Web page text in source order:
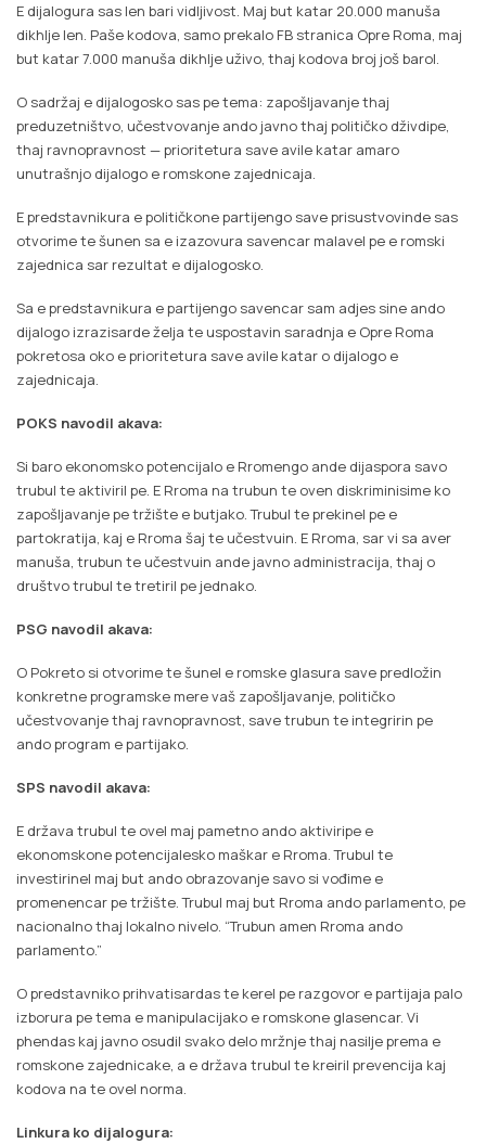
E dijalogura sas len bari vidljivost. Maj but katar 20.000 manuša
dikhlje len. Paše kodova, samo prekalo FB stranica Opre Roma, maj
but katar 7.000 manuša dikhlje uživo, thaj kodova broj još barol.
O sadržaj e dijalogosko sas pe tema: zapošljavanje thaj
preduzetništvo, učestvovanje ando javno thaj političko dživdipe,
thaj ravnopravnost — prioritetura save avile katar amaro
unutrašnjo dijalogo e romskone zajednicaja.
E predstavnikura e političkone partijengo save prisustvovinde sas
otvorime te šunen sa e izazovura savencar malavel pe e romski
zajednica sar rezultat e dijalogosko.
Sa e predstavnikura e partijengo savencar sam adjes sine ando
dijalogo izrazisarde želja te uspostavin saradnja e Opre Roma
pokretosa oko e prioritetura save avile katar o dijalogo e
zajednicaja.
POKS navodil akava:
Si baro ekonomsko potencijalo e Rromengo ande dijaspora savo
trubul te aktiviril pe. E Rroma na trubun te oven diskriminisime ko
zapošljavanje pe tržište e butjako. Trubul te prekinel pe e
partokratija, kaj e Rroma šaj te učestvuin. E Rroma, sar vi sa aver
manuša, trubun te učestvuin ande javno administracija, thaj o
društvo trubul te tretiril pe jednako.
PSG navodil akava:
O Pokreto si otvorime te šunel e romske glasura save predložin
konkretne programske mere vaš zapošljavanje, političko
učestvovanje thaj ravnopravnost, save trubun te integririn pe
ando program e partijako.
SPS navodil akava:
E država trubul te ovel maj pametno ando aktiviripe e
ekonomskone potencijalesko maškar e Rroma. Trubul te
investirinel maj but ando obrazovanje savo si vođime e
promenencar pe tržište. Trubul maj but Rroma ando parlamento, pe
nacionalno thaj lokalno nivelo. “Trubun amen Rroma ando
parlamento.”
O predstavniko prihvatisardas te kerel pe razgovor e partijaja palo
izborura pe tema e manipulacijako e romskone glasencar. Vi
phendas kaj javno osudil svako delo mržnje thaj nasilje prema e
romskone zajednicake, a e država trubul te kreiril prevencija kaj
kodova na te ovel norma.
Linkura ko dijalogura: